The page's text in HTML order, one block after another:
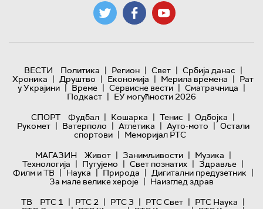
ВЕСТИ Политика | Регион | Свет | Србија данас |
Хроника | Друштво | Економија | Мерила времена | Рат
у Украјини | Време | Сервисне вести | Сматрачница |
Подкаст | ЕУ могућности 2026
СПОРТ
Фудбал | Кошарка | Тенис | Одбојка |
Рукомет | Ватерполо | Атлетика | Ауто-мото | Остали
спортови | Меморијал РТС
МАГАЗИН
Живот | Занимљивости | Музика |
Технологијa | Путујемо | Свет познатих | Здравље |
Филм и ТВ | Наука | Природа | Дигитални предузетник |
За мале велике хероје | Наизглед здрав
ТВ
РТС 1 | РТС 2 | РТС 3 | РТС Свет | РТС Наука |